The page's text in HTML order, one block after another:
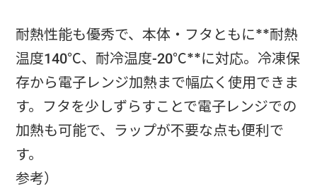
耐熱性能も優秀で、本体・フタともに**耐熱
温度140℃、耐冷温度-20℃**に対応。冷凍保
存から電子レンジ加熱まで幅広く使用できま
す。フタを少しずらすことで電子レンジでの
加熱も可能で、ラップが不要な点も便利で
す。
参考）